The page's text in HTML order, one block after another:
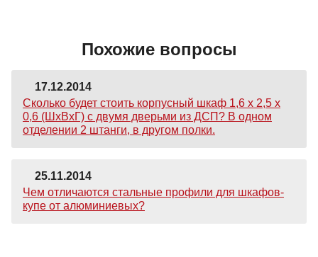
Похожие вопросы
17.12.2014
Сколько будет стоить корпусный шкаф 1,6 х 2,5 х
0,6 (ШхВхГ) с двумя дверьми из ДСП? В одном
отделении 2 штанги, в другом полки.
25.11.2014
Чем отличаются стальные профили для шкафов-
купе от алюминиевых?